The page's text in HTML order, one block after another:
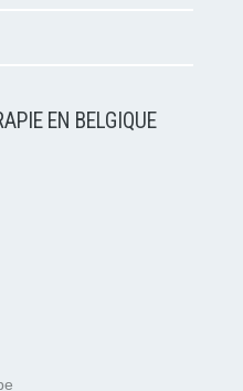
EN BELGIQUE